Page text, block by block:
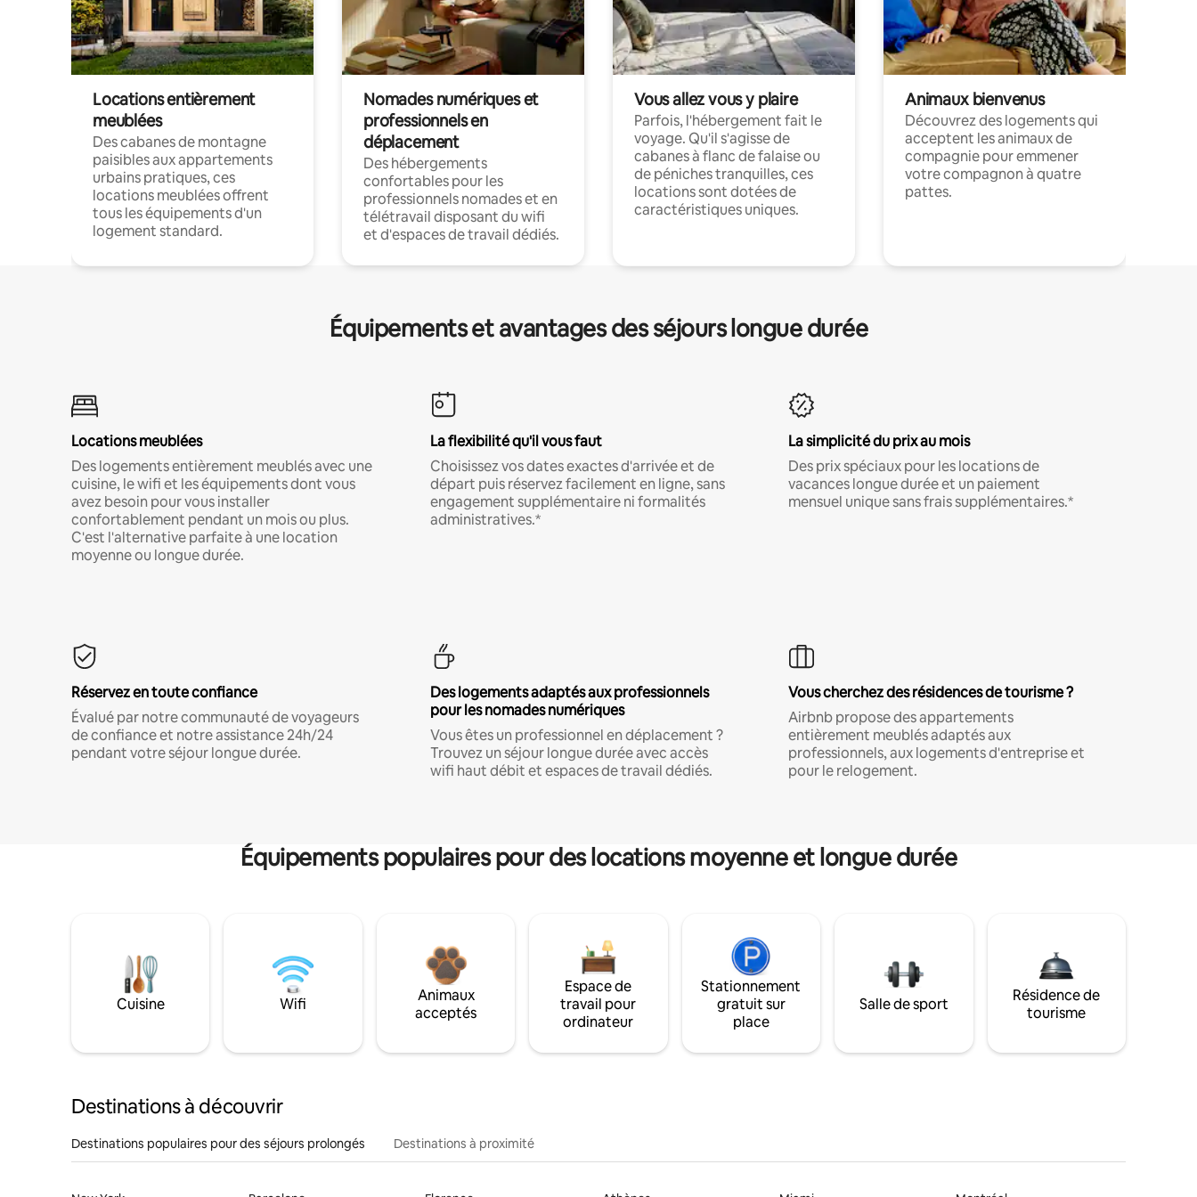
Locations entièrement
meublées
Des cabanes de montagne
paisibles aux appartements
urbains pratiques, ces
locations meublées offrent
tous les équipements d'un
logement standard.
Nomades numériques et
professionnels en
déplacement
Des hébergements
confortables pour les
professionnels nomades et en
télétravail disposant du wifi
et d'espaces de travail dédiés.
Vous allez vous y plaire
Parfois, l'hébergement fait le
voyage. Qu'il s'agisse de
cabanes à flanc de falaise ou
de péniches tranquilles, ces
locations sont dotées de
caractéristiques uniques.
Animaux bienvenus
Découvrez des logements qui
acceptent les animaux de
compagnie pour emmener
votre compagnon à quatre
pattes.
Équipements et avantages des séjours longue durée
Locations meublées
Des logements entièrement meublés avec une
cuisine, le wifi et les équipements dont vous
avez besoin pour vous installer
confortablement pendant un mois ou plus.
C'est l'alternative parfaite à une location
moyenne ou longue durée.
La flexibilité qu'il vous faut
Choisissez vos dates exactes d'arrivée et de
départ puis réservez facilement en ligne, sans
engagement supplémentaire ni formalités
administratives.*
La simplicité du prix au mois
Des prix spéciaux pour les locations de
vacances longue durée et un paiement
mensuel unique sans frais supplémentaires.*
Réservez en toute confiance
Évalué par notre communauté de voyageurs
de confiance et notre assistance 24h/24
pendant votre séjour longue durée.
Des logements adaptés aux professionnels
pour les nomades numériques
Vous êtes un professionnel en déplacement ?
Trouvez un séjour longue durée avec accès
wifi haut débit et espaces de travail dédiés.
Vous cherchez des résidences de tourisme ?
Airbnb propose des appartements
entièrement meublés adaptés aux
professionnels, aux logements d'entreprise et
pour le relogement.
Équipements populaires pour des locations moyenne et longue durée
Cuisine Wifi
Animaux
acceptés
Espace de
travail pour
ordinateur
Stationnement
gratuit sur
place
Salle de sport
Résidence de
tourisme
Destinations à découvrir
Destinations populaires pour des séjours prolongés Destinations à proximité